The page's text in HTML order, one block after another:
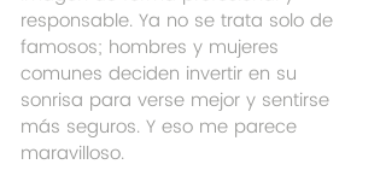
responsable. Ya no se trata solo de
famosos; hombres y mujeres
comunes deciden invertir en su
sonrisa para verse mejor y sentirse
más seguros. Y eso me parece
maravilloso.